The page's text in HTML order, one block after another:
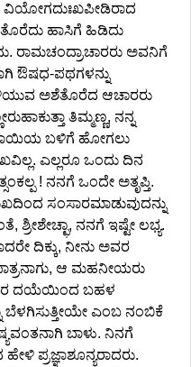
ವಿಯೋಗದುಃಖಪೀಡಿರಾದ
ಹಾಸಿಗೆ ಹಿಡಿದು
ರಾಮಚಂದ್ರಾಚಾರರು ಅವನಿಗೆ
ಔಷಧ-ಪಥಗಳನ್ನು
ಅಶೆತೊರೆದ ಆಚಾರರು
ತಿಮ್ಮಣ್ಣ, ನನ್ನ
ತಾಯಿಯ ಬಳಿಗೆ ಹೋಗಲು
ಎಲ್ಲರೂ ಒಂದು ದಿನ
! ನನಗೆ ಒಂದೇ ಅತೃಪ್ತಿ.
ಸಂಸಾರಮಾಡುವುದನ್ನು
ನನಗೆ ಇಷ್ಟೇ ಲಭ್ಯ.
ದಿಕ್ಕು, ನೀನು ಅವರ
ಆ ಮಹನೀಯರು
ದಯೆಯಿಂದ ಬಹಳ
ಬೆಳಗಿಸುತ್ತೀಯೇ ಎಂಬ ನಂಬಿಕೆ
ಬಾಳು. ನಿನಗೆ
ಪ್ರಜ್ಞಾಶೂನ್ಯರಾದರು.